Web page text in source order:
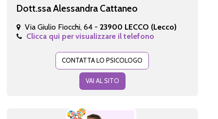
Dott.ssa Alessandra Cattaneo
Via Giulio Fiocchi, 64 - 23900 LECCO (Lecco)
Clicca qui per visualizzare il telefono
CONTATTA LO PSICOLOGO
VAI AL SITO